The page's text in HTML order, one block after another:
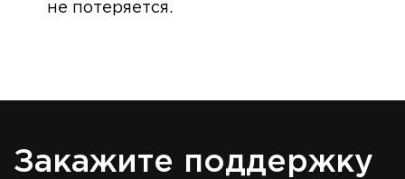
не потеряется.
Закажите поддержку